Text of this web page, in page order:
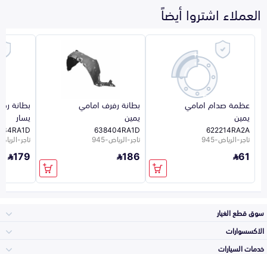
العملاء اشتروا أيضاً
عظمة صدام امامي
يمين
622214RA2A
تاجر-الرياض-945
61
بطانة رفرف امامي
يمين
638404RA1D
تاجر-الرياض-945
186
بطانة
يسار
تاجر-الرياض-
179
سوق قطع الغيار
الاكسسوارات
خدمات السيارات